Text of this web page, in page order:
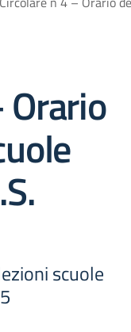
Orario
scuole